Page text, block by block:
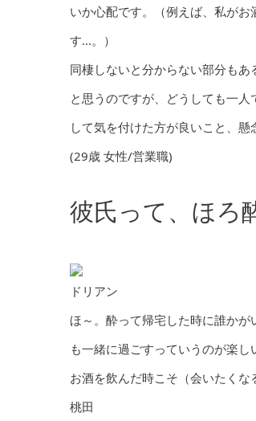
いか心配です。（例えば、私が
す…。）
同棲しないと分からない部分も
と思うのですが、どうしても一
して気を付けた方が良いこと、懸
(29歳 女性/営業職)
彼氏って、ほろ
ドリアン
ほ～。酔って帰宅した時に誰か
も一緒に過ごすっていうのが楽
お酒を飲んだ時こそ（会いたく
桃田